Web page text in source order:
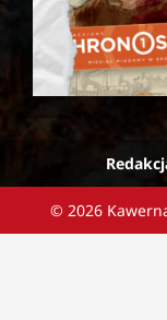
© 2026